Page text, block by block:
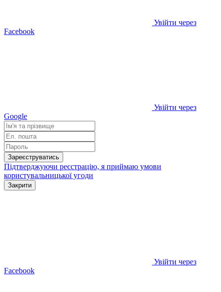
Увійти через
Facebook
Увійти через
Google
Зареєструватись
Підтверджуючи реєстрацію, я приймаю умови
користувальницької угоди
Закрити
Увійти через
Facebook